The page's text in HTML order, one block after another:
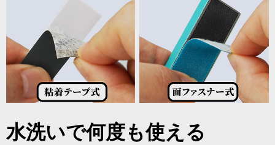
水洗いで何度も使える